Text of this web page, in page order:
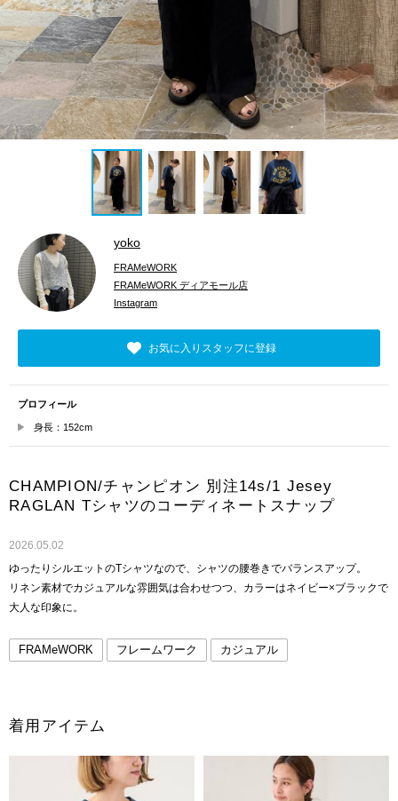
yoko
FRAMeWORK
FRAMeWORK ディアモール店
Instagram
お気に入りスタッフに登録
プロフィール
身長：152cm
CHAMPION/チャンピオン 別注14s/1 Jesey
RAGLAN Tシャツのコーディネートスナップ
2026.05.02
ゆったりシルエットのTシャツなので、シャツの腰巻きでバランスアップ。
リネン素材でカジュアルな雰囲気は合わせつつ、カラーはネイビー×ブラックで
大人な印象に。
FRAMeWORK フレームワーク カジュアル
着用アイテム